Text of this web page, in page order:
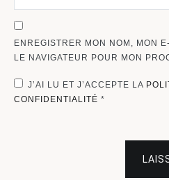
ENREGISTRER MON NOM, MON
LE NAVIGATEUR POUR MON
J’AI LU ET J’ACCEPTE LA
CONFIDENTIALITÉ *